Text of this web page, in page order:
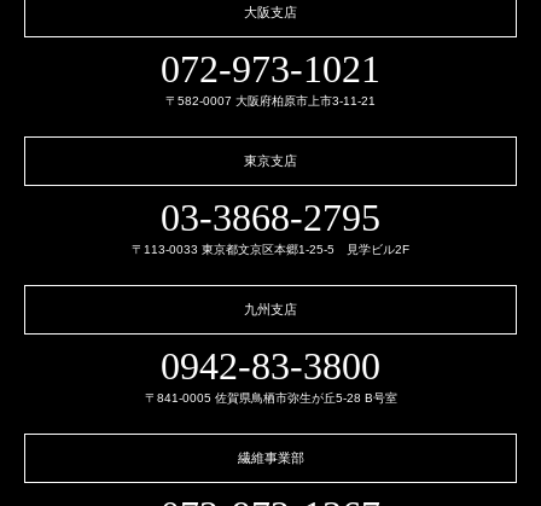
大阪支店
072-973-1021
〒582-0007 大阪府柏原市上市3-11-21
東京支店
03-3868-2795
〒113-0033 東京都文京区本郷1-25-5 見学ビル2F
九州支店
0942-83-3800
〒841-0005 佐賀県鳥栖市弥生が丘5-28 B号室
繊維事業部